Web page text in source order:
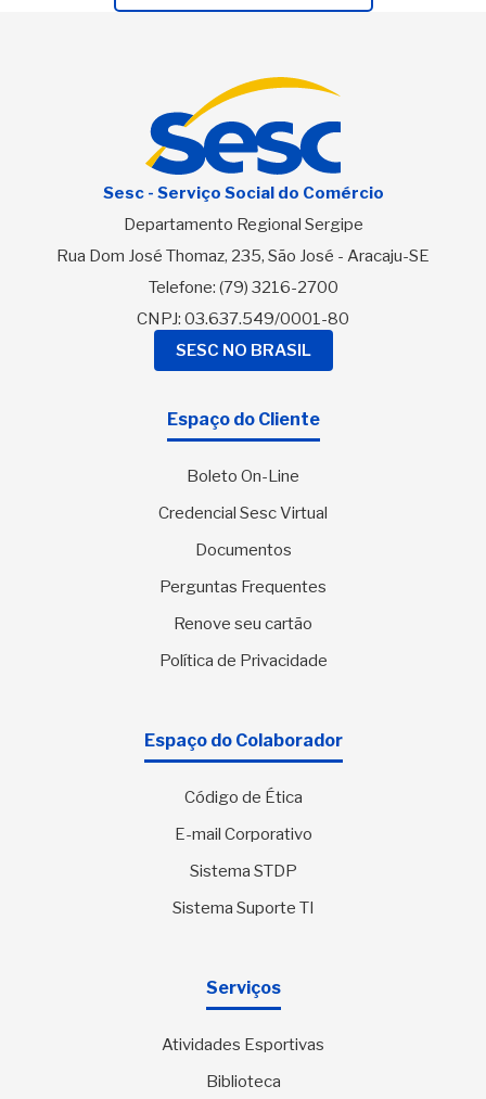
Sesc - Serviço Social do Comércio
Departamento Regional Sergipe
Rua Dom José Thomaz, 235, São José - Aracaju-SE
Telefone: (79) 3216-2700
CNPJ: 03.637.549/0001-80
SESC NO BRASIL
Espaço do Cliente
Boleto On-Line
Credencial Sesc Virtual
Documentos
Perguntas Frequentes
Renove seu cartão
Política de Privacidade
Espaço do Colaborador
Código de Ética
E-mail Corporativo
Sistema STDP
Sistema Suporte TI
Serviços
Atividades Esportivas
Biblioteca